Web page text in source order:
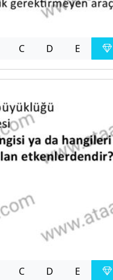
C D E
C D E